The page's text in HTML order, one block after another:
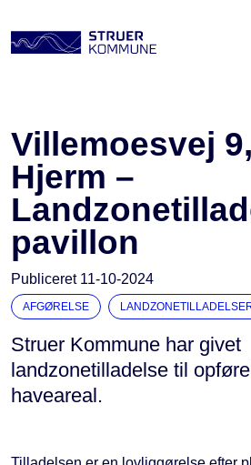
Villemoesvej
Hjerm –
pavillon
Publiceret 11-10-2024
AFGØRELSE
Struer Kommune har givet
landzonetilladelse til
haveareal.